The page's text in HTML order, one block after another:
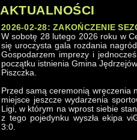
AKTUALNOŚCI
2026-02-28: ZAKOŃCZENIE
W sobotę 28 lutego 2026 roku w
się uroczysta gala rozdania
Gospodarzem imprezy i
początku istnienia Gmina
Piszczka.
Przed samą ceremonią wręczenia
miejsce jeszcze wydarzenia
Ligi, w którym na wprost siebie
z tego pojedynku wyszła ekipa
3:0.